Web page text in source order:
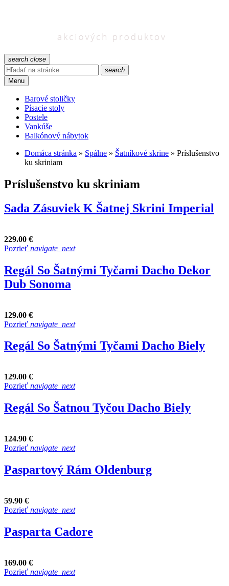
search close
search
Menu
Barové stoličky
Písacie stoly
Postele
Vankúše
Balkónový nábytok
Domáca stránka » Spálne » Šatníkové skrine » Príslušenstvo
ku skriniam
Príslušenstvo ku skriniam
Sada Zásuviek K Šatnej Skrini Imperial
229.00 €
Pozrieť navigate_next
Regál So Šatnými Tyčami Dacho Dekor
Dub Sonoma
129.00 €
Pozrieť navigate_next
Regál So Šatnými Tyčami Dacho Biely
129.00 €
Pozrieť navigate_next
Regál So Šatnou Tyčou Dacho Biely
124.90 €
Pozrieť navigate_next
Paspartový Rám Oldenburg
59.90 €
Pozrieť navigate_next
Pasparta Cadore
169.00 €
Pozrieť navigate_next